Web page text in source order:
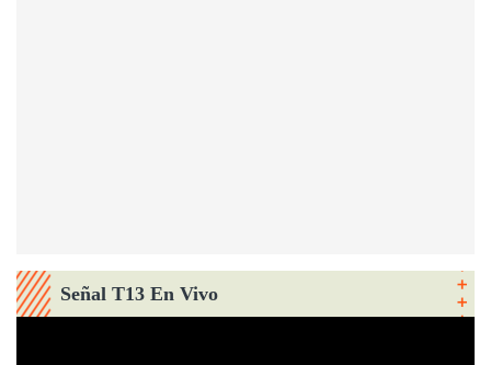
Señal T13 En Vivo